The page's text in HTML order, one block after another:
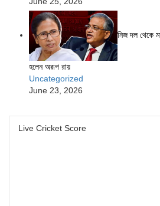
নিজ দল থেকে
হলেন অরূপ রায়
Uncategorized
June 23, 2026
Live Cricket Score